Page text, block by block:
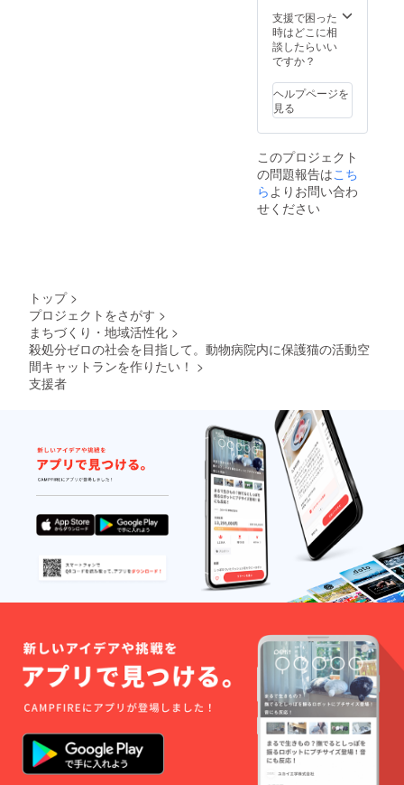
数分後
に乾拭
きする
とより
効果的
です。
▼使用
不可。
ステン
レス以
外の金
属製品
や草木
ない場
所で試
い。人
体や
ペット
には害
はあり
ません
が、用
途以外
に使用
しない
で下さ
い。も
し目や
鼻に
は、直
ちに水
で洗い
流して
下さ
い。 ※
送料込
みのお
値段で
す
※詳細は
メール
にてお
知らせ
ます。
※ネット
ワーク
販売ま
業イ
メージ
が相違
する場
合等、
いただ
いた場
いたし
かねま
す。
合せさ
せてい
ただき
ます。
ワーク
販売ま
たは企
業イ
が相違
する場
合等、
お断り
させて
合にお
いても
す。
支援で困った
時はどこに相
談したらいい
ですか？
ヘルプページを
見る
このプロジェクト
の問題報告はこち
らよりお問い合わ
せください
トップ >
プロジェクトをさがす >
まちづくり・地域活性化 >
殺処分ゼロの社会を目指して。動物病院内に保護猫の活動空
間キャットランを作りたい！ >
支援者